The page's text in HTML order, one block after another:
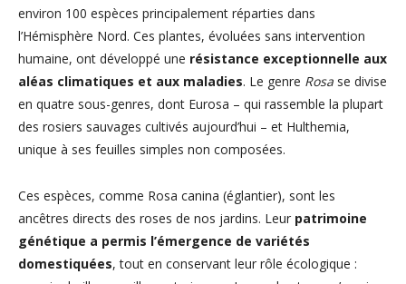
environ 100 espèces principalement réparties dans
l’Hémisphère Nord. Ces plantes, évoluées sans intervention
humaine, ont développé une résistance exceptionnelle aux
aléas climatiques et aux maladies. Le genre Rosa se divise
en quatre sous-genres, dont Eurosa – qui rassemble la plupart
des rosiers sauvages cultivés aujourd’hui – et Hulthemia,
unique à ses feuilles simples non composées.
Ces espèces, comme Rosa canina (églantier), sont les
ancêtres directs des roses de nos jardins. Leur patrimoine
génétique a permis l’émergence de variétés
domestiquées, tout en conservant leur rôle écologique :